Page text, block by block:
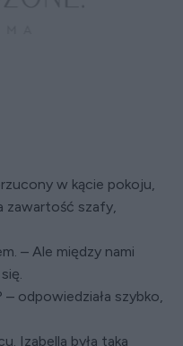
w kącie pokoju,
zawartość szafy,
– Ale między nami
odpowiedziała szybko,
Izabella była taka